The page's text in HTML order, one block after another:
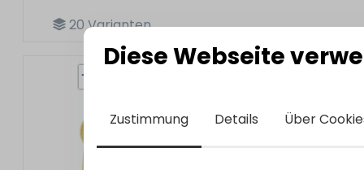
20Varianten
HSI HSI Schlüsselbuchse
Diese Webseite
Zustimmung Details Über